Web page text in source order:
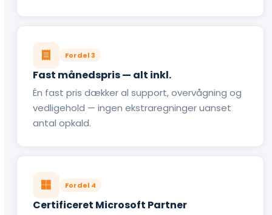
Fordel 3
Fast månedspris — alt inkl.
Én fast pris dækker al support, overvågning og
vedligehold — ingen ekstraregninger uanset
antal opkald.
Fordel 4
Certificeret Microsoft Partner